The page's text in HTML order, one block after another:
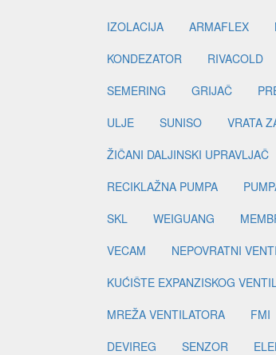
IZOLACIJA
ARMAFLEX
KONDEZATOR
RIVACOLD
SEMERING
GRIJAČ
ULJE
SUNISO VRATA
ŽIČANI DALJINSKI UPRAVLJAČ
RECIKLAŽNA PUMPA
SKL
WEIGUANG
VECAM
NEPOVRATNI
KUĆIŠTE EXPANZISKOG
MREŽA VENTILATORA
FMI
DEVIREG
SENZOR